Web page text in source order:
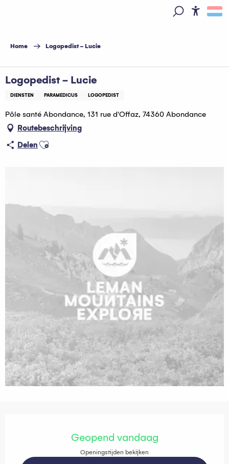
principal
Home Logopedist - Lucie
Logopedist - Lucie
DIENSTEN PARAMEDICUS LOGOPEDIST
Pôle santé Abondance, 131 rue d'Offaz, 74360 Abondance
Routebeschrijving
Delen Ajouter aux favoris
Geopend vandaag
Openingstijden bekijken